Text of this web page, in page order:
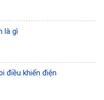
là gì
điều khiển điện